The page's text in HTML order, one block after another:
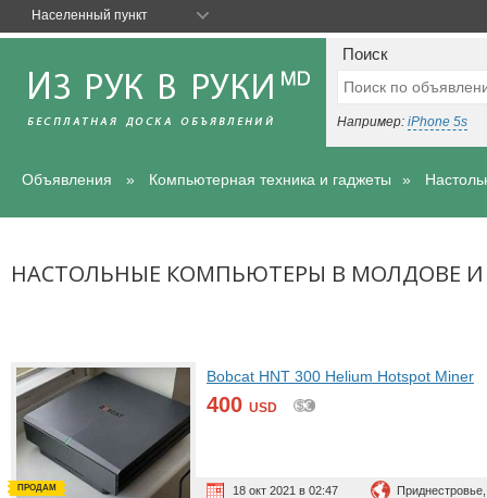
Поиск
Например: iPhone 5s
Объявления Компьютерная техника и гаджеты
НАСТОЛЬНЫЕ КОМПЬЮТЕРЫ В МОЛДОВЕ И
Bobcat HNT 300 Helium Hotspot Miner
400 USD
18 окт 2021 в 02:47
ПРОДАМ
Населенный пункт